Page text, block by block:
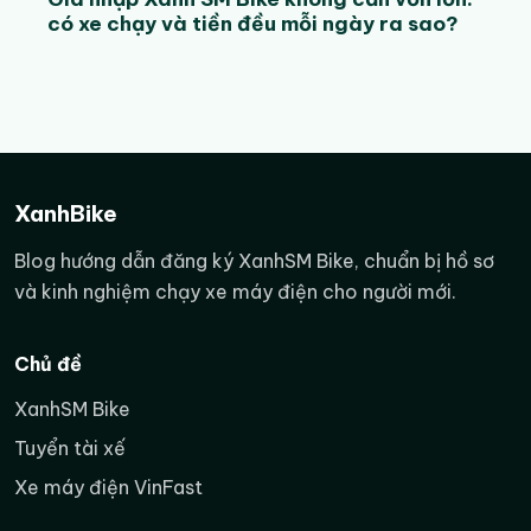
tuyến, số chuyến hoàn thành, chính sách đang áp
Thu nhập có
cao không?
xem là khoản thu nhập
được bảo đảm.
trọng
Khu vực nên
có xe chạy và tiền đều mỗi ngày ra sao?
XanhBike
Blog hướng dẫn đăng ký XanhSM Bike, chuẩn bị hồ sơ
và kinh nghiệm chạy xe máy điện cho người mới.
Chủ đề
XanhSM Bike
Tuyển tài xế
Xe máy điện VinFast